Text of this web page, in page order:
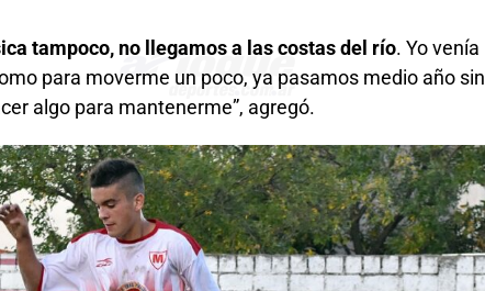
tampoco, no llegamos a las costas del río. Yo venía
para moverme un poco, ya pasamos medio año sin
algo para mantenerme”, agregó.